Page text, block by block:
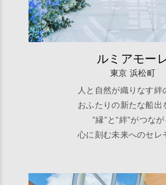
ルミアモー
東京 浜松町
人と自然が織りなす絆
おふたりの新たな船出
”縁”と”絆”がつなが
心に刻む未来へのセレ